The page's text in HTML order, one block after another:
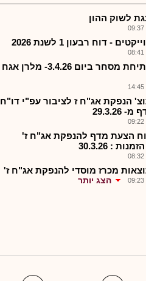
לשוק ההון
- דוח רבעון 1 לשנת 2026
מלרן - פתיחת מסחר ביום 3.4.26- מלרן אגח
הנפקת אג"ח ז לציבור עפ"י דו"ח
הצעת מדף להנפקת אג"ח ז'
: 30.3.26
מכרז מוסדי להנפקת אג"ח ז'
הצג יותר